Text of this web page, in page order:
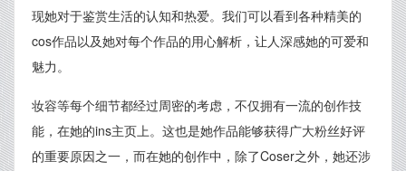
现她对于鉴赏生活的认知和热爱。我们可以看到各种精美的
cos作品以及她对每个作品的用心解析，让人深感她的可爱和
魅力。
妆容等每个细节都经过周密的考虑，不仅拥有一流的创作技
能，在她的ins主页上。这也是她作品能够获得广大粉丝好评
的重要原因之一，而在她的创作中，除了Coser之外，她还涉